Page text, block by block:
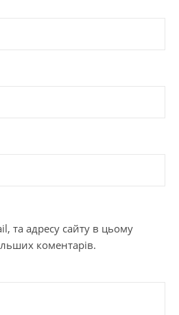
та адресу сайту в цьому
коментарів.